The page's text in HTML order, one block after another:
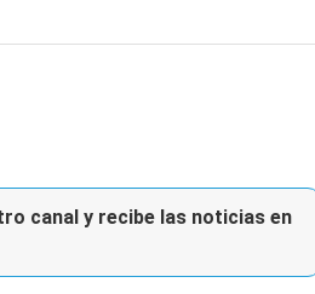
canal y recibe las noticias en